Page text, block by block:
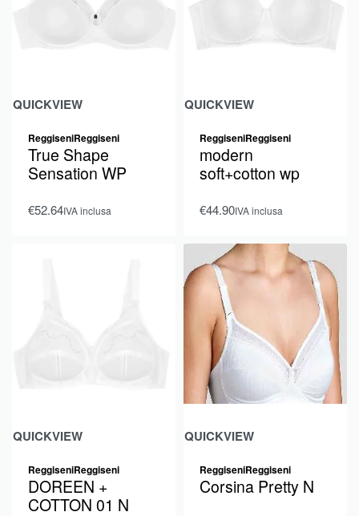
QUICKVIEW
ReggiseniReggiseni
True Shape
Sensation WP
€52.64IVA inclusa
QUICKVIEW
ReggiseniReggiseni
modern
soft+cotton wp
€44.90IVA inclusa
QUICKVIEW
ReggiseniReggiseni
DOREEN +
COTTON 01 N
QUICKVIEW
ReggiseniReggiseni
Corsina Pretty N